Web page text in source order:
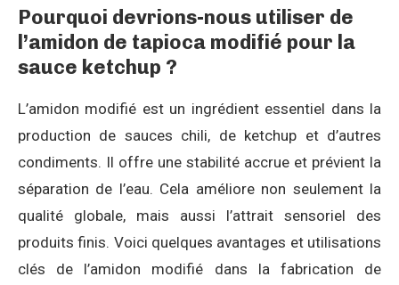
Pourquoi devrions-nous utiliser de
l’amidon de tapioca modifié pour la
sauce ketchup ?
L’amidon modifié est un ingrédient essentiel dans la
production de sauces chili, de ketchup et d’autres
condiments. Il offre une stabilité accrue et prévient la
séparation de l’eau. Cela améliore non seulement la
qualité globale, mais aussi l’attrait sensoriel des
produits finis. Voici quelques avantages et utilisations
clés de l’amidon modifié dans la fabrication de